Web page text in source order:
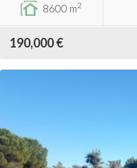
8600 m2
190,000 €